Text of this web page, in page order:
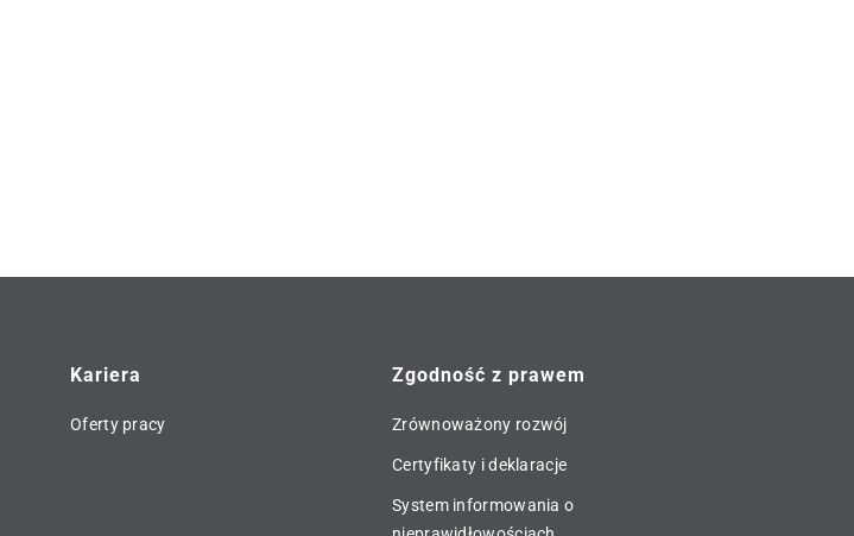
Kariera
Oferty pracy
Zgodność z prawem
Zrównoważony rozwój
Certyfikaty i deklaracje
System informowania o